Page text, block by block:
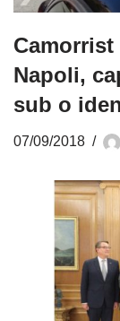
Napoli,
sub o
07/09/2018